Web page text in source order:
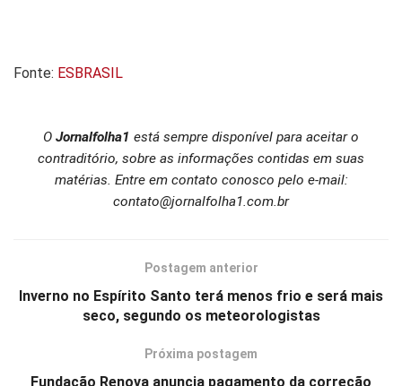
Fonte: ESBRASIL
O Jornalfolha1 está sempre disponível para aceitar o
contraditório, sobre as informações contidas em suas
matérias. Entre em contato conosco pelo e-mail:
contato@jornalfolha1.com.br
Postagem anterior
Inverno no Espírito Santo terá menos frio e será mais
seco, segundo os meteorologistas
Próxima postagem
Fundação Renova anuncia pagamento da correção